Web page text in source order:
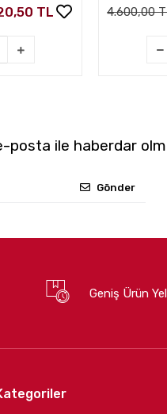
TL 4.600,00
posta ile haberdar
Gönder
Geniş Ürün